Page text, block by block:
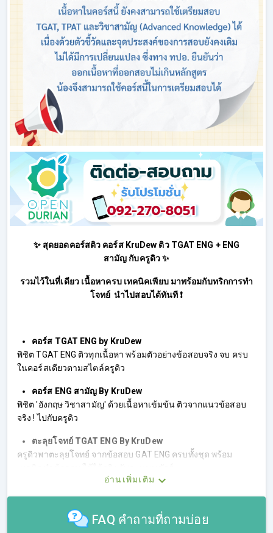
✨ สุดยอดคอร์สติว คอร์ส KruDew ติว TGAT ENG + ENG
สามัญ กับครูดิว ✨
รวมไว้ในที่เดียว เนื้อหาครบ เทคนิคเพียบ มาพร้อมกับทริกการทำ
โจทย์ นำไปสอบได้ทันที ❗
คอร์ส TGAT ENG by KruDew
พิชิต TGAT ENG ติวทุกเนื้อหา พร้อมตัวอย่างข้อสอบจริง จบ ครบ
ในคอร์สเดียวตามสไตล์ครูดิว
คอร์ส ENG สามัญ By KruDew
พิชิต 'อังกฤษ วิชาสามัญ' ด้วยเนื้อหาเข้มข้น ติวจากแนวข้อสอบ
จริง ! ไปกับครูดิว
ตะลุยโจทย์ TGAT ENG By KruDew
ครูดิวพาตะลุยโจทย์ จากข้อสอบ GAT ENG ครบทั้งชุด พร้อม
อ่านเพิ่มเติม
FAQ คำถามที่ถามบ่อย